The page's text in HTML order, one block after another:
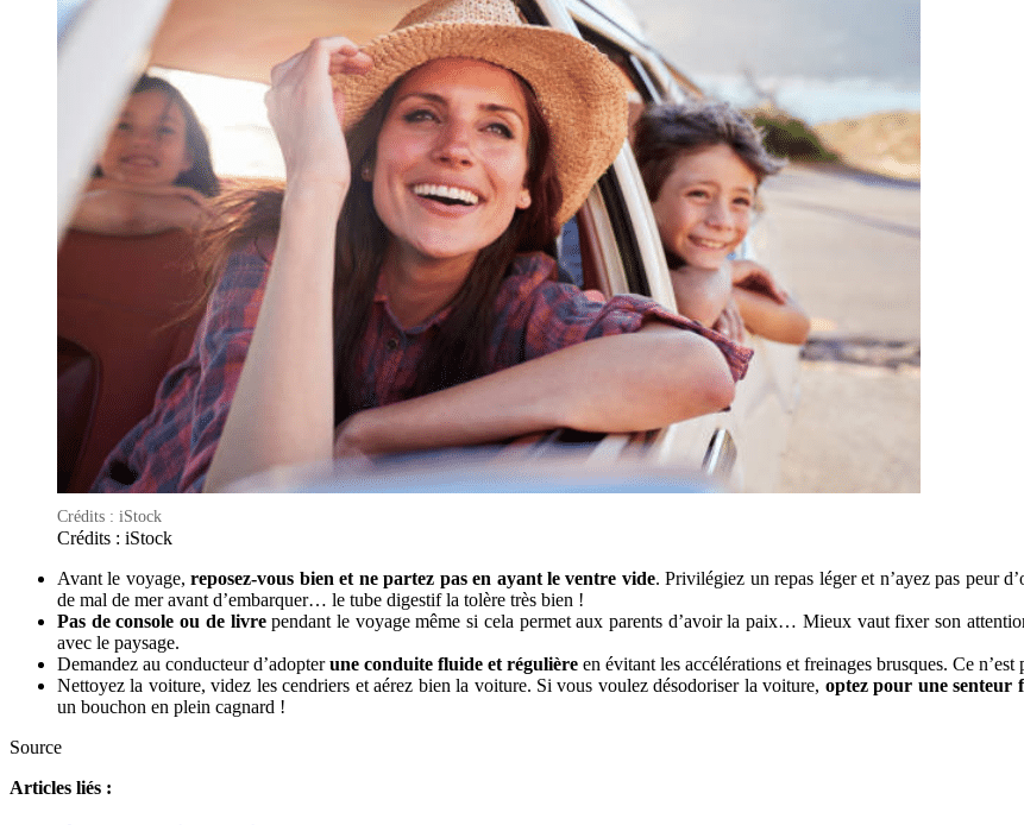
Crédits : iStock
Crédits : iStock
Avant le voyage,reposez-vous bien et ne partez pas en ayant le ventre vide. Privilégiez un repas léger et n’ayez pas peur
de mal de mer avant d’embarquer… le tube digestif la tolère très bien !
Pas de console ou de livrependant le voyage même si cela permet aux parents d’avoir la paix… Mieux vaut fixer son
avec le paysage.
Demandez au conducteur d’adopterune conduite fluide et régulière en évitant les accélérations et freinages brusques. Ce
Nettoyez la voiture, videz les cendriers et aérez bien la voiture. Si vous voulez désodoriser la voiture, optez pour une senteur
un bouchon en plein cagnard !
Source
Articles liés :